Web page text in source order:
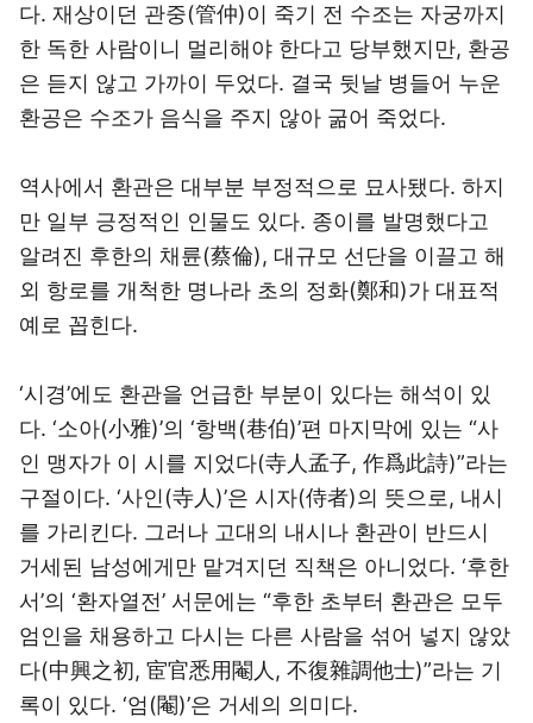
다. 재상이던 관중(管仲)이 죽기 전 수조는 자궁까지
한 독한 사람이니 멀리해야 한다고 당부했지만, 환공
은 듣지 않고 가까이 두었다. 결국 뒷날 병들어 누운
환공은 수조가 음식을 주지 않아 굶어 죽었다.
역사에서 환관은 대부분 부정적으로 묘사됐다. 하지
만 일부 긍정적인 인물도 있다. 종이를 발명했다고
알려진 후한의 채륜(蔡倫), 대규모 선단을 이끌고 해
외 항로를 개척한 명나라 초의 정화(鄭和)가 대표적
예로 꼽힌다.
‘시경’에도 환관을 언급한 부분이 있다는 해석이 있
다. ‘소아(小雅)’의 ‘항백(巷伯)’편 마지막에 있는 “사
인 맹자가 이 시를 지었다(寺人孟子, 作爲此詩)”라는
구절이다. ‘사인(寺人)’은 시자(侍者)의 뜻으로, 내시
를 가리킨다. 그러나 고대의 내시나 환관이 반드시
거세된 남성에게만 맡겨지던 직책은 아니었다. ‘후한
서’의 ‘환자열전’ 서문에는 “후한 초부터 환관은 모두
엄인을 채용하고 다시는 다른 사람을 섞어 넣지 않았
다(中興之初, 宦官悉用閹人, 不復雜調他士)”라는 기
록이 있다. ‘엄(閹)’은 거세의 의미다.